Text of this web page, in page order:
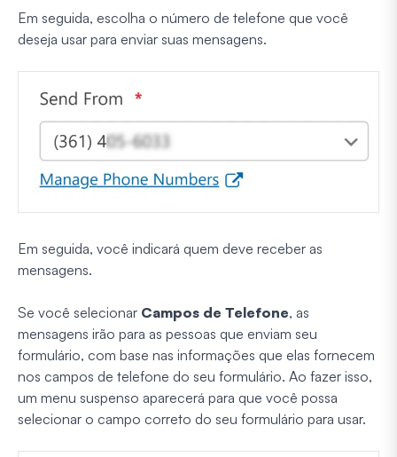
Em seguida, escolha o número de telefone que você
deseja usar para enviar suas mensagens.
Em seguida, você indicará quem deve receber as
mensagens.
Se você selecionar Campos de Telefone, as
mensagens irão para as pessoas que enviam seu
formulário, com base nas informações que elas fornecem
nos campos de telefone do seu formulário. Ao fazer isso,
um menu suspenso aparecerá para que você possa
selecionar o campo correto do seu formulário para usar.